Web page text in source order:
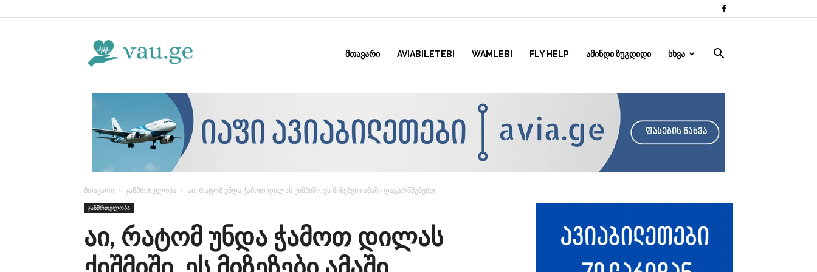
ᲛᲗᲐᲕᲐᲠᲘ AVIABILETEBI WAMLEBI FLY HELP ᲐᲛᲘᲜᲓᲘ ᲖᲣᲒᲓᲘᲓᲘ ᲡᲮᲕᲐ
მთავარი ჯანმრთელობა აი, რატომ უნდა ჭამოთ დილას ქიშმიში. ეს მიზეზები ამაში დაგარწმუნებთ..
ჯანმრთელობა
აი, რატომ უნდა ჭამოთ დილას